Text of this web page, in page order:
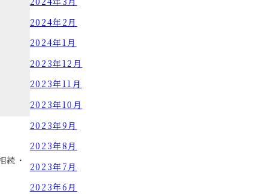
続・
2024年2月
2024年1月
2023年12月
2023年11月
2023年10月
2023年9月
2023年8月
2023年7月
2023年6月